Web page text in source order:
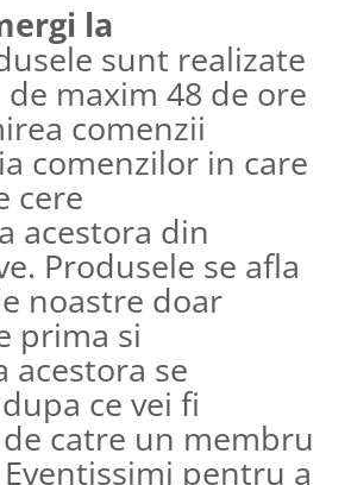
la
sunt realizate
maxim 48 de ore
comenzii
comenzilor in care
cere
acestora din
Produsele se afla
noastre doar
prima si
acestora se
ce vei fi
catre un membru
pentru a